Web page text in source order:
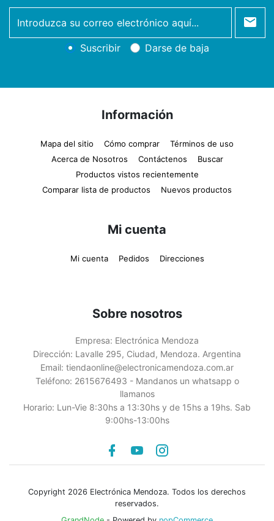
newsletter
Suscribir Darse de baja
Información
Mapa del sitio Cómo comprar
Términos de uso
Acerca de Nosotros
Contáctenos
Buscar
Productos vistos recientemente
Comparar lista de productos
Nuevos productos
Mi cuenta
Mi cuenta Pedidos Direcciones
Sobre nosotros
Empresa: Electrónica Mendoza
Dirección: Lavalle 295, Ciudad, Mendoza. Argentina
Email: tiendaonline@electronicamendoza.com.ar
Teléfono: 2615676493 - Mandanos un whatsapp o
llamanos
Horario: Lun-Vie 8:30hs a 13:30hs y de 15hs a 19hs. Sab
9:00hs-13:00hs
Facebook
youtube
instagram
Copyright 2026 Electrónica Mendoza. Todos los derechos
reservados.